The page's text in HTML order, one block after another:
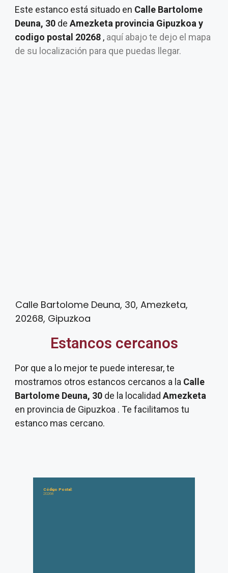
Este estanco está situado en Calle Bartolome
Deuna, 30 de Amezketa provincia Gipuzkoa y
codigo postal 20268 , aquí abajo te dejo el mapa
de su localización para que puedas llegar.
Calle Bartolome Deuna, 30, Amezketa,
20268, Gipuzkoa
Estancos cercanos
Por que a lo mejor te puede interesar, te
mostramos otros estancos cercanos a la Calle
Bartolome Deuna, 30 de la localidad Amezketa
en provincia de Gipuzkoa . Te facilitamos tu
estanco mas cercano.
Código Postal:
20268